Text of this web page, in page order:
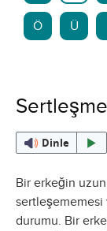
Ö Ü
Dinle
Bir erkeğin
sertleşememesi
durumu. Bir